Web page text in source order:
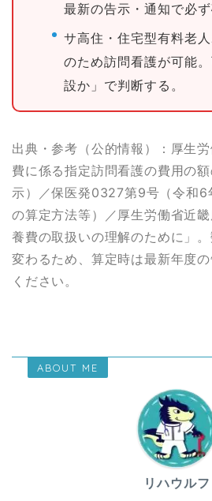
最新の告示・通知で必ず
サ高住・住宅型有料老
のため訪問看護が可能
設か」で判断する。
出典・参考（公的情報）：厚生
費に係る指定訪問看護の費用の
示）／保医発0327第9号（令和6
の算定方法等）／厚生労働省近
養費の取扱いの理解のために」
変わるため、算定時は最新年度
ください。
ABOUT ME
リハウルフ